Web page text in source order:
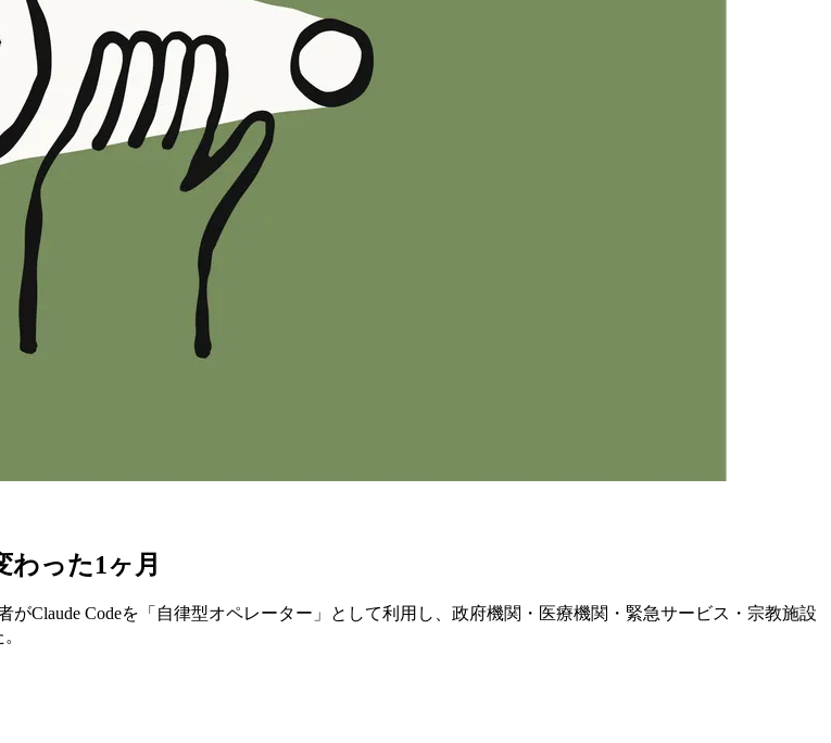
わった1ヶ月
Claude Codeを「自律型オペレーター」として利用し、政府機関・医療機関・緊急サービス・宗教施設